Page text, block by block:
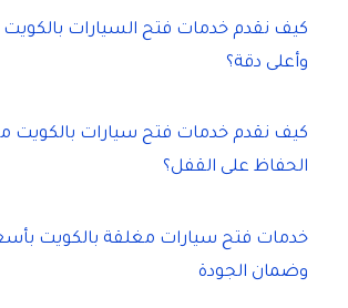
كيف نقدم خدمات فتح السيارات
وأعلى دقة؟
كيف نقدم خدمات فتح سيارات بالكويت
الحفاظ على القفل؟
خدمات فتح سيارات مغلقة بالكويت
وضمان الجودة